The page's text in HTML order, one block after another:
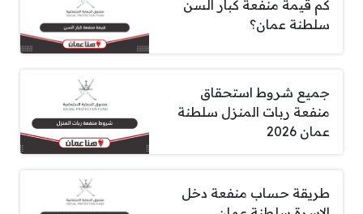
كم قيمة منفعة كبار السن
سلطنة عمان؟
جميع شروط استحقاق
منفعة ربات المنزل سلطنة
عمان 2026
طريقة حساب منفعة دخل